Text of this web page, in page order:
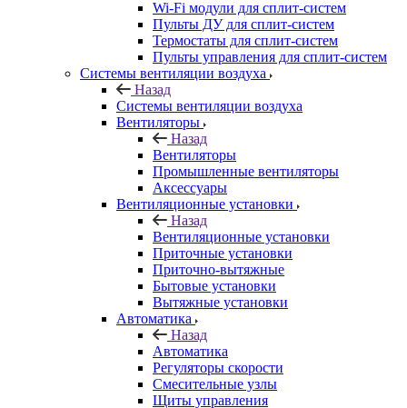
Wi-Fi модули для сплит-систем
Пульты ДУ для сплит-систем
Термостаты для сплит-систем
Пульты управления для сплит-систем
Системы вентиляции воздуха
Назад
Системы вентиляции воздуха
Вентиляторы
Назад
Вентиляторы
Промышленные вентиляторы
Аксессуары
Вентиляционные установки
Назад
Вентиляционные установки
Приточные установки
Приточно-вытяжные
Бытовые установки
Вытяжные установки
Автоматика
Назад
Автоматика
Регуляторы скорости
Смесительные узлы
Щиты управления